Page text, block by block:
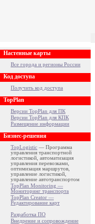
Настенные карты
Все города и регионы России
Код доступа
Получить код доступа
TopPlan
Версии TopPlan для ПК
Версии TopPlan для КПК
Размещение информации
Бизнес-решения
TopLogistic — Программа
управления транспортной
логистикой, автоматизация
управления перевозками,
оптимизация маршрутов,
управление логистикой,
управление автотранспортом
TopPlan Monitoring —
Мониторинг транспорта
TopPlan Creator —
Редактирование карт
Разработка ПО
Внедрение и сопровождение